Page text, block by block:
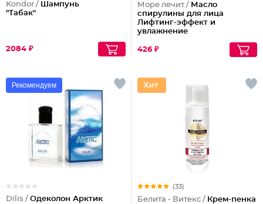
Kondor / Шампунь
"Табак"
2084 ₽
Море лечит / Масло
спирулины для лица
Лифтинг-эффект и
увлажнение
426 ₽
Рекомендуем
Dilis / Одеколон Арктик
(33)
Белита - Витекс / Крем-пенка